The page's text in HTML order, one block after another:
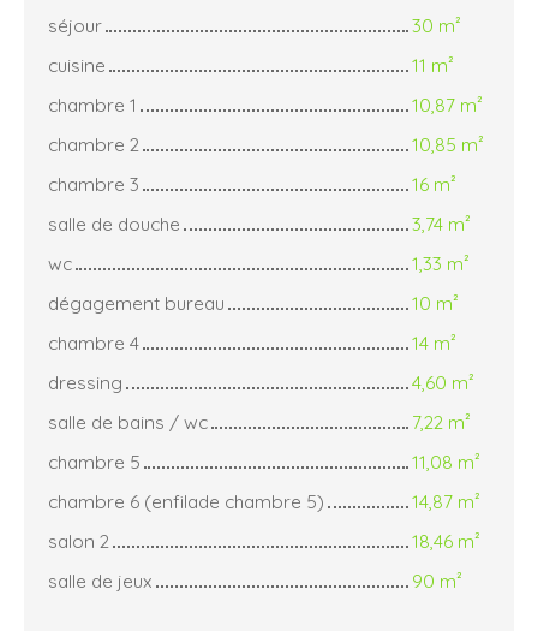
séjour
30 m²
cuisine
11 m²
chambre 1
10,87 m²
chambre 2
10,85 m²
chambre 3
16 m²
salle de douche
3,74 m²
wc
1,33 m²
dégagement bureau
10 m²
chambre 4
14 m²
dressing
4,60 m²
salle de bains / wc
7,22 m²
chambre 5
11,08 m²
chambre 6 (enfilade chambre 5)
14,87 m²
salon 2
18,46 m²
salle de jeux
90 m²